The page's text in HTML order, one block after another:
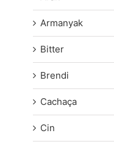
Armanyak
Bitter
Brendi
Cachaça
Cin